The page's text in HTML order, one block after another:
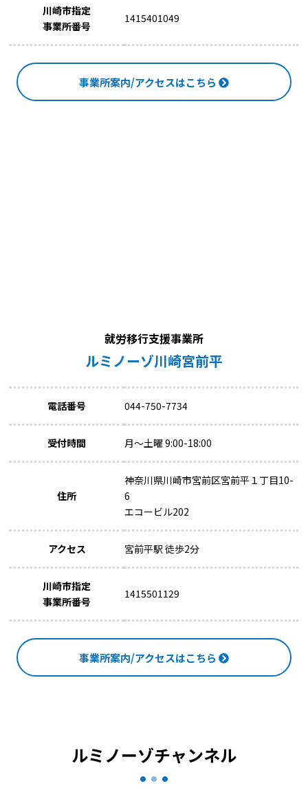
川崎市指定
事業所番号
1415401049
事業所案内/アクセスはこちら
就労移行支援事業所
ルミノーゾ川崎宮前平
電話番号 044-750-7734
受付時間 月～土曜 9:00-18:00
住所
神奈川県川崎市宮前区宮前平１丁目10-
6
エコービル202
アクセス 宮前平駅 徒歩2分
川崎市指定
事業所番号
1415501129
事業所案内/アクセスはこちら
ルミノーゾチャンネル